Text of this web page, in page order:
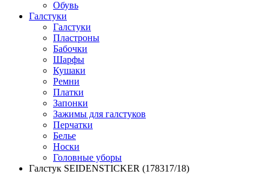
Обувь
Галстуки
Галстуки
Пластроны
Бабочки
Шарфы
Кушаки
Ремни
Платки
Запонки
Зажимы для галстуков
Перчатки
Белье
Носки
Головные уборы
Галстук SEIDENSTICKER (178317/18)